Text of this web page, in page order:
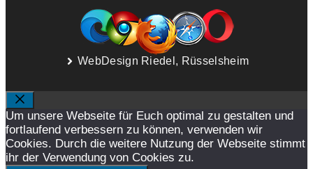
WebDesign Riedel, Rüsselsheim
SCHLIESSEN
Um unsere Webseite für Euch optimal zu gestalten und
fortlaufend verbessern zu können, verwenden wir
Cookies. Durch die weitere Nutzung der Webseite stimmt
ihr der Verwendung von Cookies zu.